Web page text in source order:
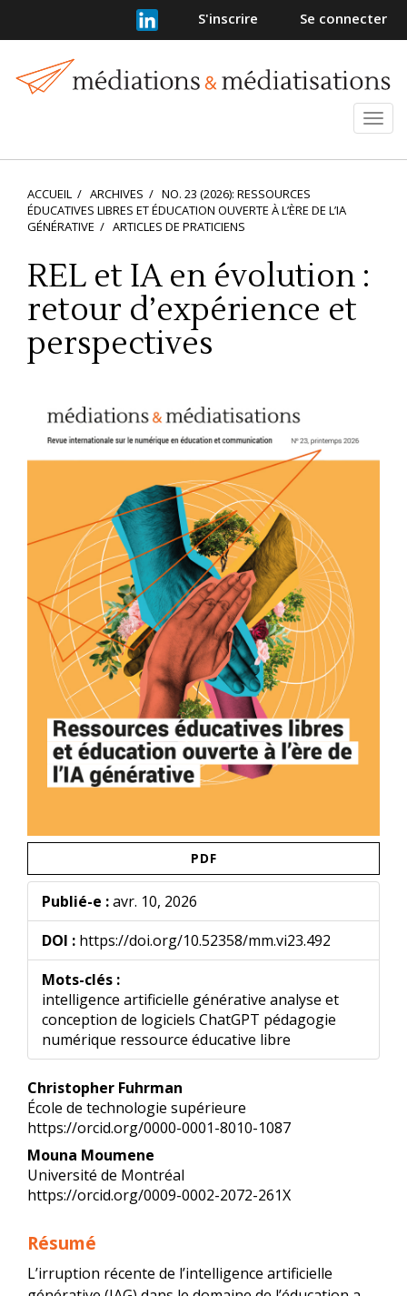
principal
Barre
S'inscrire Se connecter
ACCUEIL ARCHIVES
NO. 23 (2026): RESSOURCES
ÉDUCATIVES LIBRES ET ÉDUCATION OUVERTE À L’ÈRE DE L’IA
GÉNÉRATIVE
ARTICLES DE PRATICIENS
REL et IA en évolution :
retour d’expérience et
perspectives
latérale
de
l'article
PDF
Publié-e :avr. 10, 2026
DOI : https://doi.org/10.52358/mm.vi23.492
Mots-clés :
intelligence artificielle générative analyse et
conception de logiciels ChatGPT pédagogie
numérique ressource éducative libre
Contenu
principal
de
l'article
Christopher Fuhrman
École de technologie supérieure
https://orcid.org/0000-0001-8010-1087
Mouna Moumene
Université de Montréal
https://orcid.org/0009-0002-2072-261X
Résumé
L’irruption récente de l’intelligence artificielle